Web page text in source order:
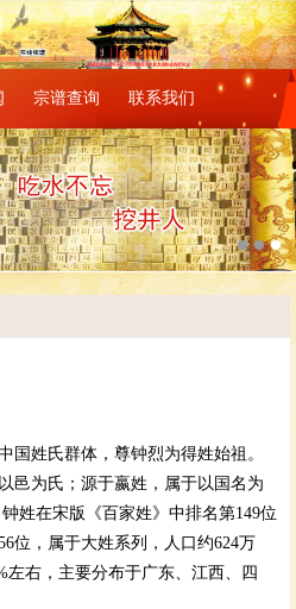
宗谱查询 联系我们
国姓氏群体，尊钟烈为得姓始祖。
邑为氏；源于嬴姓，属于以国名为
姓在宋版《百家姓》中排名第149位
位，属于大姓系列，人口约624万
左右，主要分布于广东、江西、四